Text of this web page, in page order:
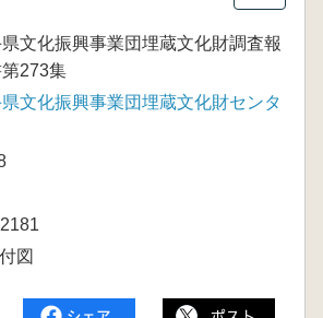
文化振興事業団埋蔵文化財調査報
273集
文化振興事業団埋蔵文化財センタ
付図